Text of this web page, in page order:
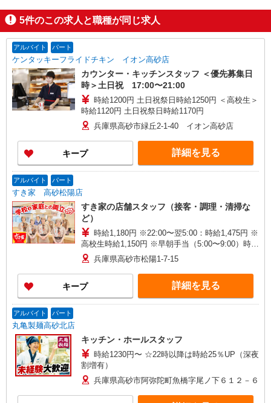
5件のこの求人と職種が同じ求人
アルバイト パート
ケンタッキーフライドチキン イオン高砂店
カウンター・キッチンスタッフ ＜優先募集日
時＞土日祝 17:00〜21:00
時給1200円 土日祝祭日時給1250円 ＜高校生＞
時給1120円 土日祝祭日時給1170円
兵庫県高砂市緑丘2-1-40 イオン高砂店
キープ 詳細を見る
アルバイト パート
すき家 高砂松陽店
すき家の店舗スタッフ（接客・調理・清掃な
ど）
時給1,180円 ※22:00〜翌5:00：時給1,475円 ※
高校生時給1,150円 ※早朝手当（5:00〜9:00）時給
＋150円
兵庫県高砂市松陽1-7-15
キープ 詳細を見る
アルバイト パート
丸亀製麺高砂北店
キッチン・ホールスタッフ
時給1230円〜 ☆22時以降は時給25％UP（深夜
割増有）
兵庫県高砂市阿弥陀町魚橋字尾ノ下６１２－６